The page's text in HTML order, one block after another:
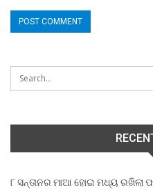
୮ ସନ୍ତାନର ମାଆ ହୋଇ ମଧ୍ୟ ରଖିଲା